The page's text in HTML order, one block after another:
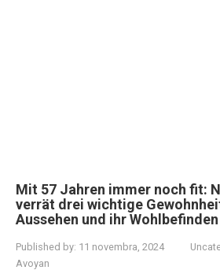
Mit 57 Jahren immer noch fit:
verrät drei wichtige
Aussehen und ihr
Published by: 11 novembra, 2024
Avoyan